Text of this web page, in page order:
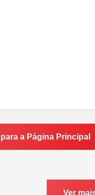
a Página Principal
Ver